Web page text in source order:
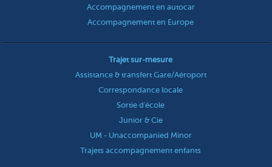
Accompagnement en autocar
Accompagnement en Europe
Trajet sur-mesure
Assistance & transfert Gare/Aéroport
Correspondance locale
Sortie d'école
Junior & Cie
UM - Unaccompanied Minor
Trajets accompagnement enfants